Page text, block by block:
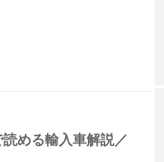
める輸入車解説／